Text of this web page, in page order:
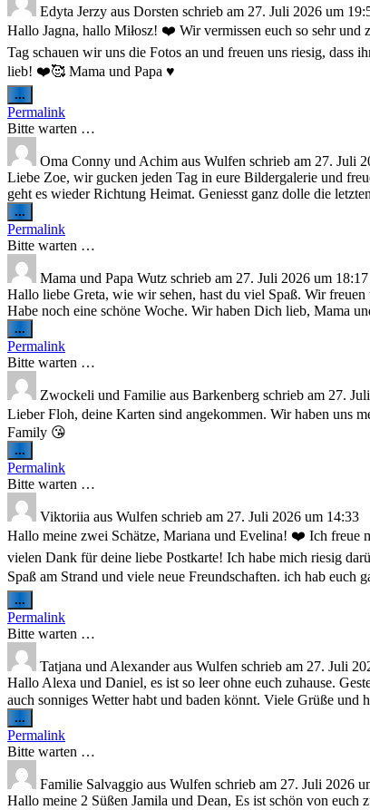
Edyta Jerzy aus Dorsten schrieb am 27. Juli 2026 um
Hallo Jagna, hallo Miłosz! ❤️ Wir vermissen euch so sehr und
Tag schauen wir uns die Fotos an und freuen uns riesig, dass
lieb! ❤️🥰 Mama und Papa ♥️
...
Metabox
ein-/ausblenden.
Permalink
Bitte warten …
Oma Conny und Achim aus Wulfen schrieb am 27. Juli
Liebe Zoe, wir gucken jeden Tag in eure Bildergalerie und
geht es wieder Richtung Heimat. Geniesst ganz dolle die
...
Metabox
ein-/ausblenden.
Permalink
Bitte warten …
Mama und Papa Wutz schrieb am 27. Juli 2026 um 18:17
Hallo liebe Greta, wie wir sehen, hast du viel Spaß. Wir
Habe noch eine schöne Woche. Wir haben Dich lieb, Mama
...
Metabox
ein-/ausblenden.
Permalink
Bitte warten …
Zwockeli und Familie aus Barkenberg schrieb am 27.
Lieber Floh, deine Karten sind angekommen. Wir haben uns
Family 😘
...
Metabox
ein-/ausblenden.
Permalink
Bitte warten …
Viktoriia aus Wulfen schrieb am 27. Juli 2026 um 14:33
Hallo meine zwei Schätze, Mariana und Evelina! ❤️ Ich freue
vielen Dank für deine liebe Postkarte! Ich habe mich riesig
Spaß am Strand und viele neue Freundschaften. ich hab
...
Metabox
ein-/ausblenden.
Permalink
Bitte warten …
Tatjana und Alexanderaus Wulfen schrieb am 27. Juli
Hallo Alexa und Daniel, es ist so leer ohne euch zuhause.
auch sonniges Wetter habt und baden könnt. Viele Grüße und
...
Metabox
ein-/ausblenden.
Permalink
Bitte warten …
Familie Salvaggio aus Wulfen schrieb am 27. Juli 2026
Hallo meine 2 Süßen Jamila und Dean, Es ist schön von euch